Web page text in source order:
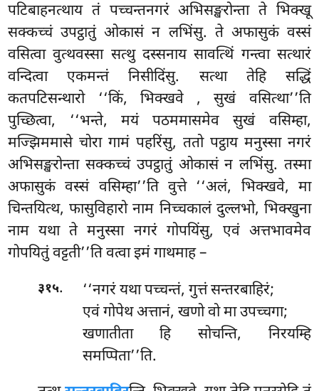
पटिबाहनत्थाय तं पच्चन्तनगरं अभिसङ्खरोन्ता ते भिक्खू
सक्कच्चं उपट्ठातुं ओकासं न लभिंसु. ते अफासुकं वस्सं
वसित्वा वुत्थवस्सा सत्थु दस्सनाय सावत्थिं गन्त्वा सत्थारं
वन्दित्वा एकमन्तं निसीदिंसु. सत्था तेहि सद्धिं
कतपटिसन्थारो ‘‘किं, भिक्खवे , सुखं वसित्था’’ति
पुच्छित्वा, ‘‘भन्ते, मयं पठममासमेव सुखं वसिम्हा,
मज्झिममासे चोरा गामं पहरिंसु, ततो पट्ठाय मनुस्सा नगरं
अभिसङ्खरोन्ता सक्कच्चं उपट्ठातुं ओकासं न लभिंसु. तस्मा
अफासुकं वस्सं वसिम्हा’’ति वुत्ते ‘‘अलं, भिक्खवे, मा
चिन्तयित्थ, फासुविहारो नाम निच्चकालं दुल्लभो, भिक्खुना
नाम यथा ते मनुस्सा नगरं गोपयिंसु, एवं अत्तभावमेव
गोपयितुं वट्टती’’ति वत्वा इमं गाथमाह –
३१५.
‘‘नगरं यथा पच्चन्तं, गुत्तं सन्तरबाहिरं;
एवं गोपेथ अत्तानं, खणो वो मा उपच्चगा;
खणातीता हि सोचन्ति, निरयम्हि
समप्पिता’’ति.